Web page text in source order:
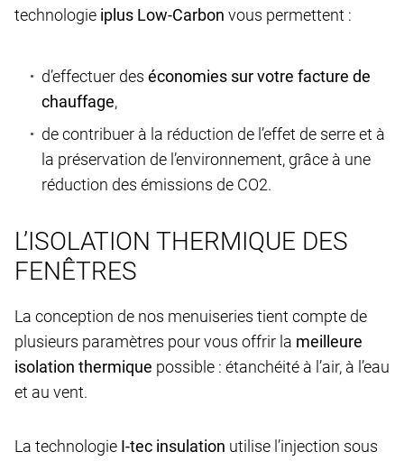
technologie iplus Low-Carbon vous permettent :
d’effectuer des économies sur votre facture de
chauffage,
de contribuer à la réduction de l’effet de serre et à
la préservation de l’environnement, grâce à une
réduction des émissions de CO2.
L’ISOLATION THERMIQUE DES
FENÊTRES
La conception de nos menuiseries tient compte de
plusieurs paramètres pour vous offrir la meilleure
isolation thermique possible : étanchéité à l’air, à l’eau
et au vent.
La technologie I-tec insulation utilise l’injection sous